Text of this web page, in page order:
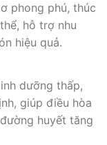
phong phú, thúc
hỗ trợ nhu
hiệu quả.
dưỡng thấp,
giúp điều hòa
huyết tăng